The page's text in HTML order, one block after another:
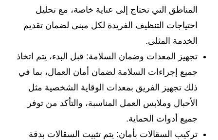
المناطق التي تحتاج إلى عناية خاصة، مع تحليل
احتياجات التنظيف الفريدة لكل مبنى لضمان تقديم
الخدمة المثلى.
تجهيز المعدات وضمان السلامة: قبل البدء، يتم اتخاذ
جميع إجراءات السلامة لضمان أمان العمال، بما في
ذلك تجهيز الفريق بمعدات الوقاية الشخصية مثل
الأحبال وملابس العمل المناسبة، والتأكد من توفر
جميع أدوات الحماية.
تركيب السقالات بأمان: يتم تثبيت السقالات بدقة